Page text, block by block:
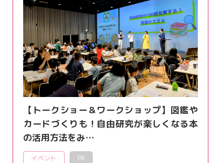
【トークショー＆ワークショップ】図鑑や
カードづくりも！自由研究が楽しくなる本
の活用方法をみ…
イベント PR